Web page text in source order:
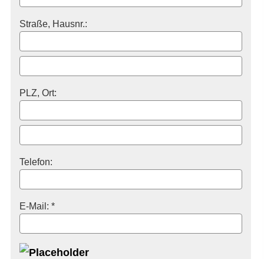
Straße, Hausnr.:
PLZ, Ort:
Telefon:
E-Mail: *